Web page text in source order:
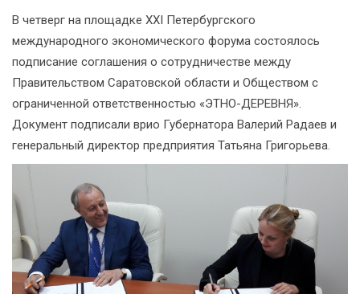
В четверг на площадке XXI Петербургского
международного экономического форума состоялось
подписание соглашения о сотрудничестве между
Правительством Саратовской области и Обществом с
ограниченной ответственностью «ЭТНО-ДЕРЕВНЯ».
Документ подписали врио Губернатора Валерий Радаев и
генеральный директор предприятия Татьяна Григорьева.